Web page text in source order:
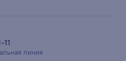
линия